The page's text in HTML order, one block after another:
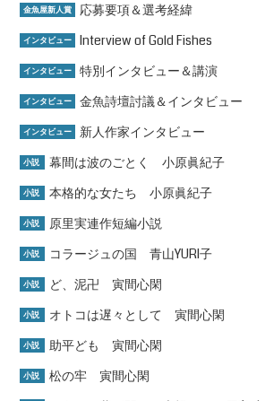
金魚屋新人賞 応募要項＆選考経緯
インタビュー Interview of Gold Fishes
インタビュー 特別インタビュー＆講演
インタビュー 金魚詩壇討議＆インタビュー
インタビュー 新人作家インタビュー
小説 幕間は波のごとく 小原眞紀子
小説 本格的な女たち 小原眞紀子
小説 原里実連作短編小説
小説 コラージュの国 青山YURI子
小説 ど、泥卍 寅間心閑
小説 オトコは遅々として 寅間心閑
小説 助平ども 寅間心閑
小説 松の牢 寅間心閑